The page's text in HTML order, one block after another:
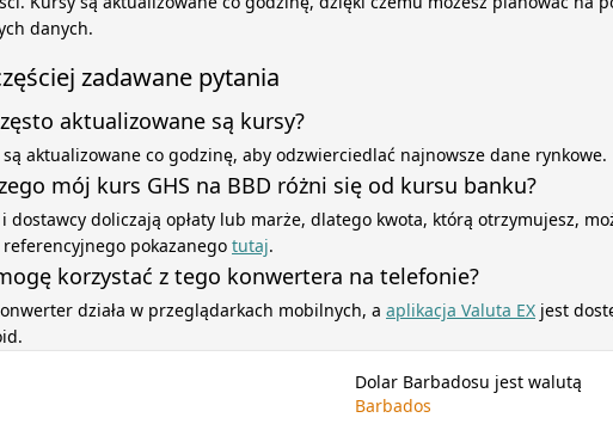
danych.
zadawane pytania
aktualizowane są kursy?
są aktualizowane co godzinę, aby odzwierciedlać najnowsze dane rynkowe.
mój kurs GHS na BBD różni się od kursu banku?
dostawcy doliczają opłaty lub marże, dlatego kwota, którą otrzymujesz,
pokazanego tutaj.
korzystać z tego konwertera na telefonie?
działa w przeglądarkach mobilnych, a aplikacja Valuta EX jest
Dolar Barbadosu jest walutą
Barbados